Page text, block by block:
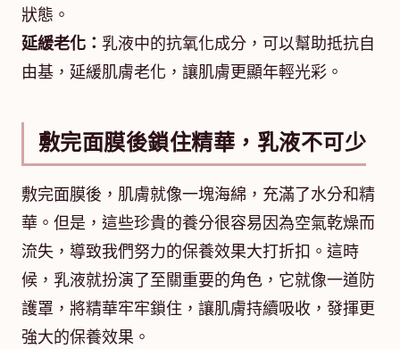
狀態。
延緩老化： 乳液中的抗氧化成分，可以幫助抵抗自
由基，延緩肌膚老化，讓肌膚更顯年輕光彩。
敷完面膜後鎖住精華，乳液不可少
敷完面膜後，肌膚就像一塊海綿，充滿了水分和精
華。但是，這些珍貴的養分很容易因為空氣乾燥而
流失，導致我們努力的保養效果大打折扣。這時
候，乳液就扮演了至關重要的角色，它就像一道防
護罩，將精華牢牢鎖住，讓肌膚持續吸收，發揮更
強大的保養效果。